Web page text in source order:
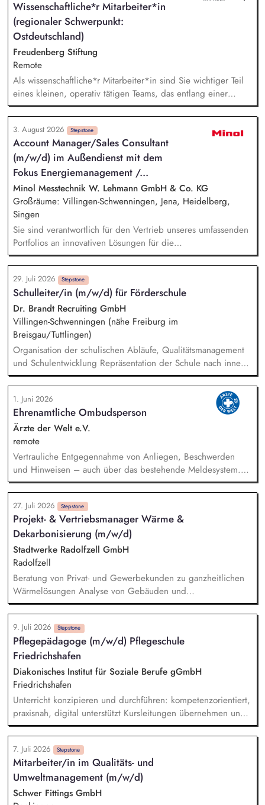
Auf Basis der jeweiligen Herausforderungen entwickelst du
passgenaue Beratungsprozesse und berätst Organisationen zu
zentralen Fragen ihrer finanziellen Steuerung und
strategischen Weiterentwicklung.
Wissenschaftliche*r Mitarbeiter*in
(regionaler Schwerpunkt:
Ostdeutschland)
Freudenberg Stiftung
Remote
Als wissenschaftliche*r Mitarbeiter*in sind Sie wichtiger Teil
eines kleinen, operativ tätigen Teams, das entlang einer
klaren Programmatik langfristig soziale Innovation
implementiert. Sie unterstützen die Geschäftsführung bei der
Umsetzung der Stiftungsprogrammatik und entwickeln dabei
die Internationalisierungsstrategie der Stiftung weiter. Sie
übersetzen wissenschaftliche Erkenntnisse in
alltagsangebundene Handlungsansätze entlang unserer
Stiftungsprogrammatik.
3. August 2026 Stepstone
Account Manager/Sales Consultant
(m/w/d) im Außendienst mit dem
Fokus Energiemanagement /...
Minol Messtechnik W. Lehmann GmbH & Co. KG
Großräume: Villingen-Schwenningen, Jena, Heidelberg,
Singen
Sie sind verantwortlich für den Vertrieb unseres umfassenden
Portfolios an innovativen Lösungen für die
Wohnungswirtschaft (Abrechnungsdienstleistung,
Energiemanagement, Immobilienservices). Sie betreuen und
beraten unsere Kunden innerhalb Ihres Vertriebsgebietes und
bauen ein starkes eigenes Netzwerk in der
Immobilienwirtschaft auf. Im Rahmen des
Kundenbeziehungsmanagements nehmen Sie auch an
Kundenveranstaltungen und Messen teil. Sie erkennen und
analysieren Kundenanforderungen und erarbeiten passende
Lösungsansätze.
29. Juli 2026 Stepstone
Schulleiter/in (m/w/d) für Förderschule
Dr. Brandt Recruiting GmbH
Villingen-Schwenningen (nähe Freiburg im
Breisgau/Tuttlingen)
Organisation der schulischen Abläufe, Qualitätsmanagement
und Schulentwicklung Repräsentation der Schule nach innen
und außen Teilnahme an (dienstlichen) Veranstaltungen (z.B.
Konferenzen, Tag der offenen Tür, Empfänge) Gerne
Durchführung von Unterricht, der Stundenumfang kann
individuell abgesprochen werden
1. Juni 2026
Ehrenamtliche Ombudsperson
Ärzte der Welt e.V.
remote
Vertrauliche Entgegennahme von Anliegen, Beschwerden
und Hinweisen – auch über das bestehende Meldesystem.
Vermittlung bei Konflikten und Unterstützung bei
Klärungsprozessen. Konzeption und Durchführung von
Schulungen und Sensibilisierungsformaten. Mitwirkung an der
Weiterentwicklung von Leitlinien, Verhaltenskodizes und dem
Meldesystem. Förderung einer offenen Feedback- und
Beschwerdekultur innerhalb der Organisation.
27. Juli 2026 Stepstone
Projekt- & Vertriebsmanager Wärme &
Dekarbonisierung (m/w/d)
Stadtwerke Radolfzell GmbH
Radolfzell
Beratung von Privat- und Gewerbekunden zu ganzheitlichen
Wärmelösungen Analyse von Gebäuden und
Kundenbedürfnissen sowie Entwicklung maßgeschneiderter
Energie- und Versorgungskonzepte Erstellung, Präsentation
und aktive Nachverfolgung von Angeboten Ganzheitliche
Begleitung der Kunden – vom Erstkontakt bis zum
Vertragsabschluss sowie der Nachbetreuung
Eigenverantwortliche Steuerung und Umsetzung von
Projekten
9. Juli 2026 Stepstone
Pflegepädagoge (m/w/d) Pflegeschule
Friedrichshafen
Diakonisches Institut für Soziale Berufe gGmbH
Friedrichshafen
Unterricht konzipieren und durchführen: kompetenzorientiert,
praxisnah, digital unterstützt Kursleitungen übernehmen und
Lernprozesse individuell begleiten Prüfungen und Curricula
weiterentwickeln; Qualität im Blick behalten Mit
Praxiseinrichtungen partnerschaftlich zusammenarbeiten
Lehr-/Lernformate gestalten (Skills-Lab, Simulation, LMS)
7. Juli 2026 Stepstone
Mitarbeiter/in im Qualitäts- und
Umweltmanagement (m/w/d)
Schwer Fittings GmbH